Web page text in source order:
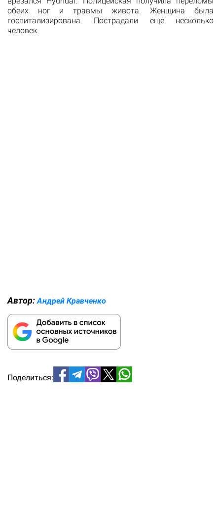
обеих ног и травмы живота. Женщина была
госпитализирована. Пострадали еще несколько
человек.
Автор: Андрей Кравченко
Поделиться: